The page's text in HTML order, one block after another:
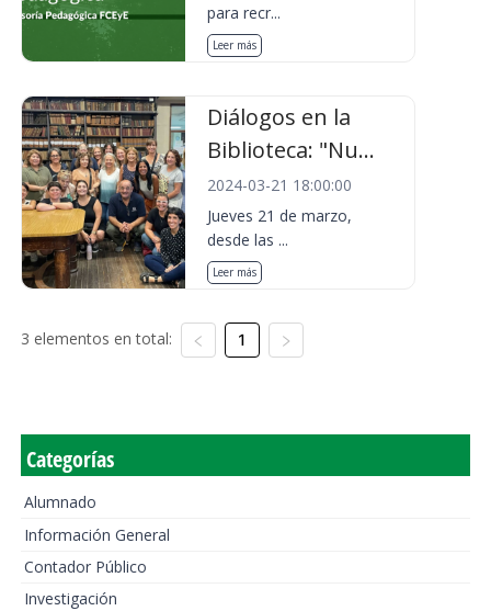
para recr...
Leer más
Diálogos en la
Biblioteca: "Nu...
2024-03-21 18:00:00
Jueves 21 de marzo,
desde las ...
Leer más
3 elementos en total: 1
Categorías
Alumnado
Información General
Contador Público
Investigación